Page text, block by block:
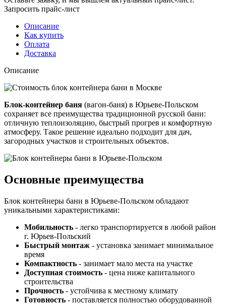
Запросить прайс-лист
Описание
Как купить
Оплата
Доставка
Описание
Блок-контейнер баня (вагон-баня) в Юрьеве-Польском
сохраняет все преимущества традиционной русской бани:
отличную теплоизоляцию, быстрый прогрев и комфортную
атмосферу. Такое решение идеально подходит для дач,
загородных участков и строительных объектов.
Основные преимущества
Блок контейнеры бани в Юрьеве-Польском обладают
уникальными характеристиками:
Мобильность - легко транспортируется в любой район
г. Юрьев-Польский
Быстрый монтаж - установка занимает минимальное
время
Компактность - занимает мало места на участке
Доступная стоимость - цена ниже капитального
строительства
Прочность - устойчива к местному климату
Готовность - поставляется полностью оборудованной